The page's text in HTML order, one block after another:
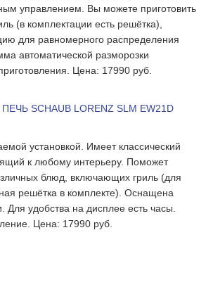
управлением. Вы можете приготовить
(в комплектации есть решётка),
для равномерного распределения
автоматической разморозки
Цена: 17990 руб.
SCHAUB LORENZ SLM EW21D
установкой. Имеет классический
к любому интерьеру. Поможет
блюд, включающих гриль (для
решётка в комплекте). Оснащена
Для удобства на дисплее есть часы.
Цена: 17990 руб.